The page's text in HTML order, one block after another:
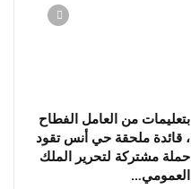
بتعليمات من العامل الفطاح
، قائدة ملحقة حي أنس تقود
حملة مشتركة لتحرير الملك
العمومي…